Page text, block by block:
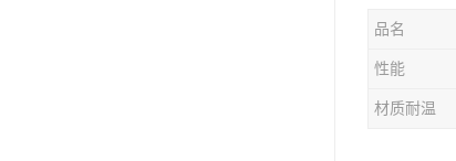
品名
性能
材质耐温